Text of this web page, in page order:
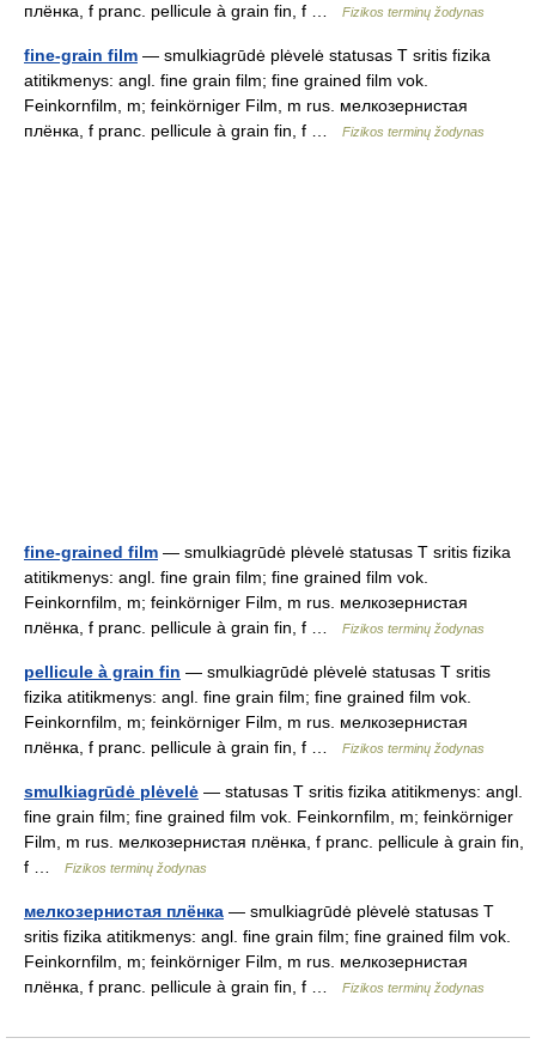
плёнка, f pranc. pellicule à grain fin, f …
Fizikos terminų žodynas
fine-grain film — smulkiagrūdė plėvelė statusas T sritis fizika
atitikmenys: angl. fine grain film; fine grained film vok.
Feinkornfilm, m; feinkörniger Film, m rus. мелкозернистая
плёнка, f pranc. pellicule à grain fin, f …
Fizikos terminų žodynas
fine-grained film — smulkiagrūdė plėvelė statusas T sritis fizika
atitikmenys: angl. fine grain film; fine grained film vok.
Feinkornfilm, m; feinkörniger Film, m rus. мелкозернистая
плёнка, f pranc. pellicule à grain fin, f …
Fizikos terminų žodynas
pellicule à grain fin — smulkiagrūdė plėvelė statusas T sritis
fizika atitikmenys: angl. fine grain film; fine grained film vok.
Feinkornfilm, m; feinkörniger Film, m rus. мелкозернистая
плёнка, f pranc. pellicule à grain fin, f …
Fizikos terminų žodynas
smulkiagrūdė plėvelė — statusas T sritis fizika atitikmenys: angl.
fine grain film; fine grained film vok. Feinkornfilm, m; feinkörniger
Film, m rus. мелкозернистая плёнка, f pranc. pellicule à grain fin,
f …
Fizikos terminų žodynas
мелкозернистая плёнка — smulkiagrūdė plėvelė statusas T
sritis fizika atitikmenys: angl. fine grain film; fine grained film vok.
Feinkornfilm, m; feinkörniger Film, m rus. мелкозернистая
плёнка, f pranc. pellicule à grain fin, f …
Fizikos terminų žodynas